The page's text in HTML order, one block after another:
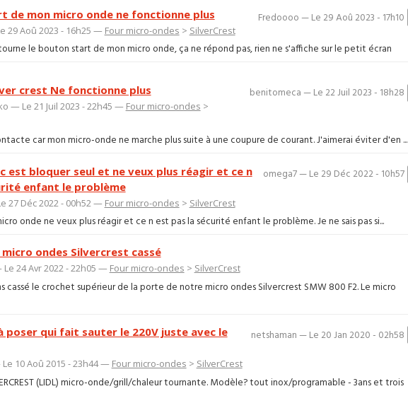
Fredoooo — Le 29 Aoû 2023 - 17h10
de mon micro onde ne fonctionne plus
29 Aoû 2023 - 16h25 — Four micro-ondes > SilverCrest
le bouton start de mon micro onde, ça ne répond pas, rien ne s'affiche sur le petit écran
benitomeca — Le 22 Juil 2023 - 18h28
crest Ne fonctionne plus
— Le 21 Juil 2023 - 22h45 — Four micro-ondes >
car mon micro-onde ne marche plus suite à une coupure de courant. J'aimerai éviter d'en ...
omega7 — Le 29 Déc 2022 - 10h57
est bloquer seul et ne veux plus réagir et ce n
enfant le problème
27 Déc 2022 - 00h52 — Four micro-ondes > SilverCrest
onde ne veux plus réagir et ce n est pas la sécurité enfant le problème. Je ne sais pas si...
ondes Silvercrest cassé
Le 24 Avr 2022 - 22h05 — Four micro-ondes > SilverCrest
cassé le crochet supérieur de la porte de notre micro ondes Silvercrest SMW 800 F2. Le micro
netshaman — Le 20 Jan 2020 - 02h58
poser qui fait sauter le 220V juste avec le
10 Aoû 2015 - 23h44 — Four micro-ondes > SilverCrest
(LIDL) micro-onde/grill/chaleur tournante. Modèle? tout inox/programable - 3ans et trois